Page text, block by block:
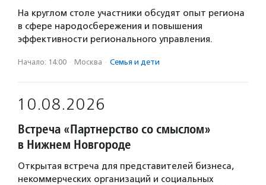
На круглом столе участники обсудят опыт региона
в сфере народосбережения и повышения
эффективности регионального управления.
Начало: 14:00 · Москва · Семья и дети
10.08.2026
Встреча «Партнерство со смыслом»
в Нижнем Новгороде
Открытая встреча для представителей бизнеса,
некоммерческих организаций и социальных